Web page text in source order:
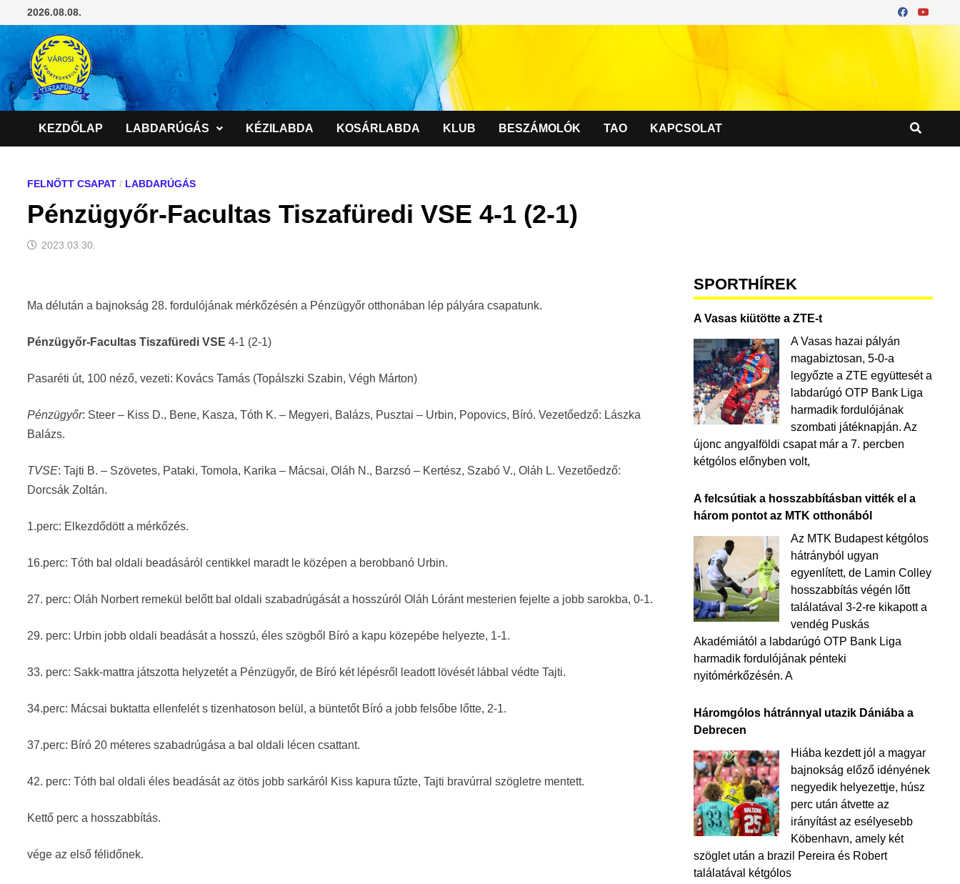
to
2026.08.08.
KEZDŐLAP LABDARÚGÁS KÉZILABDA KOSÁRLABDA KLUB BESZÁMOLÓK TAO KAPCSOLAT
FELNŐTT CSAPAT / LABDARÚGÁS
Pénzügyőr-Facultas Tiszafüredi VSE 4-1 (2-1)
2023.03.30.
Ma délután a bajnokság 28. fordulójának mérkőzésén a Pénzügyőr otthonában lép pályára csapatunk.
Pénzügyőr-Facultas Tiszafüredi VSE 4-1 (2-1)
Pasaréti út, 100 néző, vezeti: Kovács Tamás (Topálszki Szabin, Végh Márton)
Pénzügyőr: Steer – Kiss D., Bene, Kasza, Tóth K. – Megyeri, Balázs, Pusztai – Urbin, Popovics, Bíró. Vezetőedző: Lászka
Balázs.
TVSE: Tajti B. – Szövetes, Pataki, Tomola, Karika – Mácsai, Oláh N., Barzsó – Kertész, Szabó V., Oláh L. Vezetőedző:
Dorcsák Zoltán.
1.perc: Elkezdődött a mérkőzés.
16.perc: Tóth bal oldali beadásáról centikkel maradt le középen a berobbanó Urbin.
27. perc: Oláh Norbert remekül belőtt bal oldali szabadrúgását a hosszúról Oláh Lóránt mesterien fejelte a jobb sarokba, 0-1.
29. perc: Urbin jobb oldali beadását a hosszú, éles szögből Bíró a kapu közepébe helyezte, 1-1.
33. perc: Sakk-mattra játszotta helyzetét a Pénzügyőr, de Bíró két lépésről leadott lövését lábbal védte Tajti.
34.perc: Mácsai buktatta ellenfelét s tizenhatoson belül, a büntetőt Bíró a jobb felsőbe lőtte, 2-1.
37.perc: Bíró 20 méteres szabadrúgása a bal oldali lécen csattant.
42. perc: Tóth bal oldali éles beadását az ötös jobb sarkáról Kiss kapura tűzte, Tajti bravúrral szögletre mentett.
Kettő perc a hosszabbítás.
vége az első félidőnek.
SPORTHÍREK
A Vasas kiütötte a ZTE-t
A Vasas hazai pályán
magabiztosan, 5-0-a
legyőzte a ZTE együttesét a
labdarúgó OTP Bank Liga
harmadik fordulójának
szombati játéknapján. Az
újonc angyalföldi csapat már a 7. percben
kétgólos előnyben volt,
A felcsútiak a hosszabbításban vitték el a
három pontot az MTK otthonából
Az MTK Budapest kétgólos
hátrányból ugyan
egyenlített, de Lamin Colley
hosszabbítás végén lőtt
találatával 3-2-re kikapott a
vendég Puskás
Akadémiától a labdarúgó OTP Bank Liga
harmadik fordulójának pénteki
nyitómérkőzésén. A
Háromgólos hátránnyal utazik Dániába a
Debrecen
Hiába kezdett jól a magyar
bajnokság előző idényének
negyedik helyezettje, húsz
perc után átvette az
irányítást az esélyesebb
Köbenhavn, amely két
szöglet után a brazil Pereira és Robert
találatával kétgólos